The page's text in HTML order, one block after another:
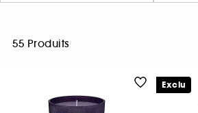
55 Produits
Exclu